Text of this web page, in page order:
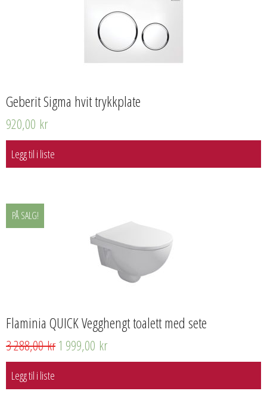
Geberit Sigma hvit trykkplate
920,00 kr
Legg til i liste
PÅ SALG!
Flaminia QUICK Vegghengt toalett med sete
3 288,00kr 1 999,00 kr
Legg til i liste